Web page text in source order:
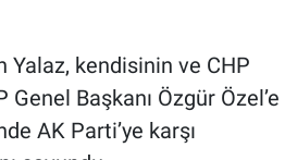
Yalaz, kendisinin ve CHP
Başkanı Özgür Özel’e
AK Parti’ye karşı